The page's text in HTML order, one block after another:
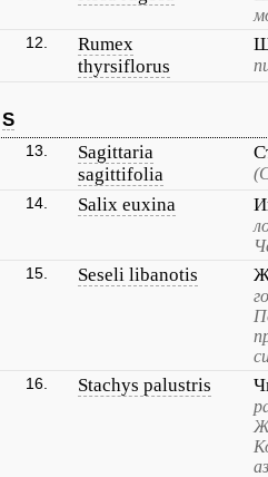
12.
Rumex
thyrsiflorus
S
13.
Sagittaria
sagittifolia
14. Salix euxina
15. Seseli libanotis
16. Stachys palustris